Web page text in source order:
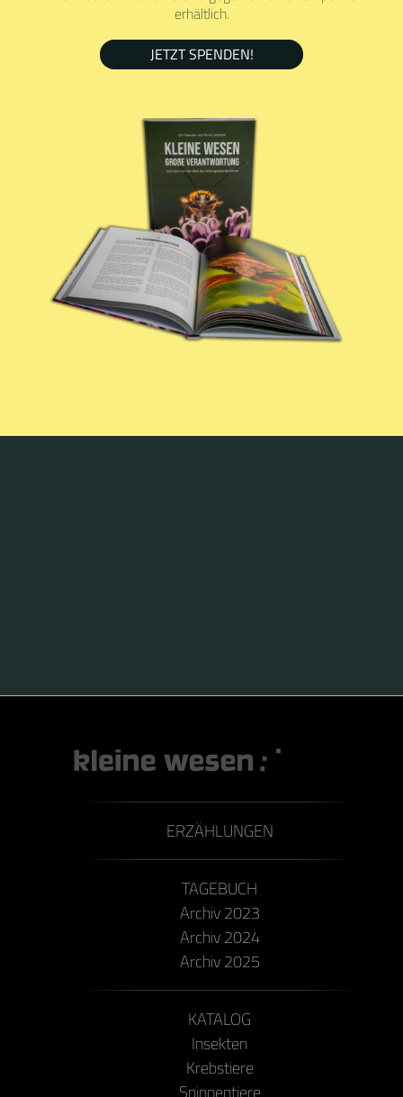
erhältlich.
JETZT SPENDEN!
ERZÄHLUNGEN
TAGEBUCH
Archiv 2023
Archiv 2024
Archiv 2025
KATALOG
Insekten
Krebstiere
Spinnentiere